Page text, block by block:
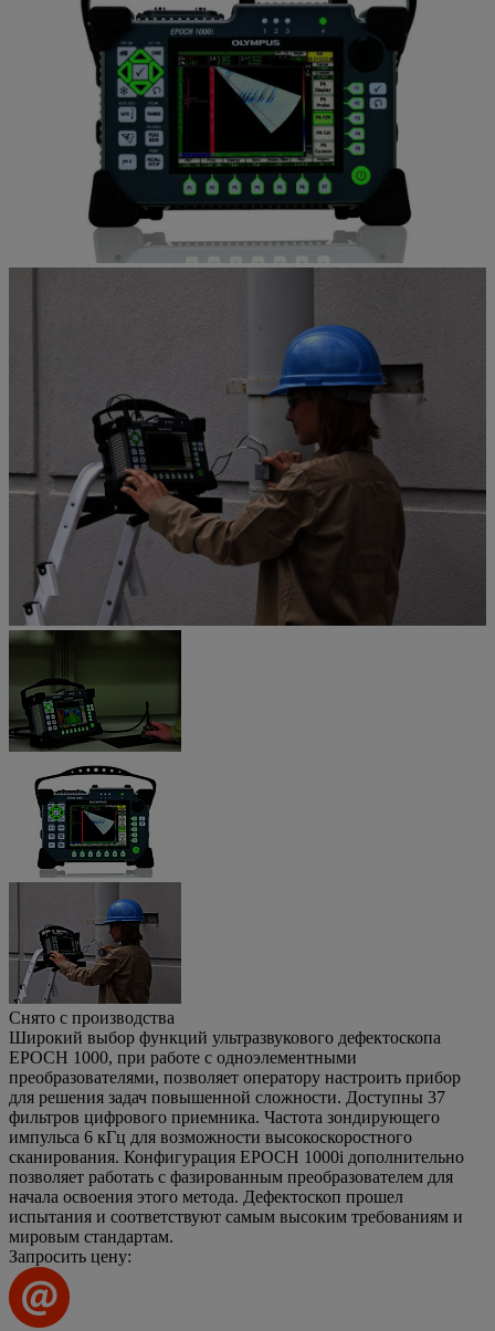
Снято с производства
Широкий выбор функций ультразвукового дефектоскопа
EPOCH 1000, при работе с одноэлементными
преобразователями, позволяет оператору настроить прибор
для решения задач повышенной сложности. Доступны 37
фильтров цифрового приемника. Частота зондирующего
импульса 6 кГц для возможности высокоскоростного
сканирования. Конфигурация EPOCH 1000i дополнительно
позволяет работать с фазированным преобразователем для
начала освоения этого метода. Дефектоскоп прошел
испытания и соответствуют самым высоким требованиям и
мировым стандартам.
Запросить цену: